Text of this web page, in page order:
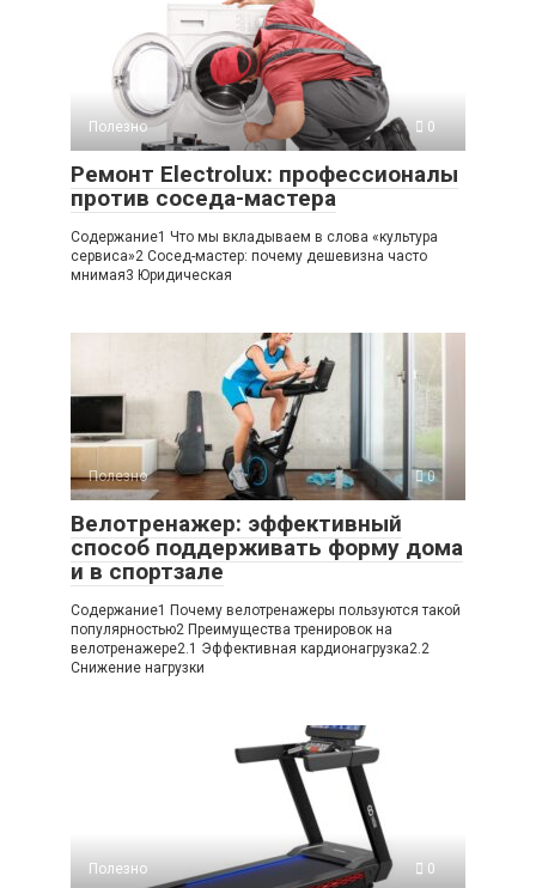
Полезно 0
Ремонт Electrolux: профессионалы
против соседа-мастера
Содержание1 Что мы вкладываем в слова «культура
сервиса»2 Сосед-мастер: почему дешевизна часто
мнимая3 Юридическая
Полезно 0
Велотренажер: эффективный
способ поддерживать форму дома
и в спортзале
Содержание1 Почему велотренажеры пользуются такой
популярностью2 Преимущества тренировок на
велотренажере2.1 Эффективная кардионагрузка2.2
Снижение нагрузки
Полезно 0